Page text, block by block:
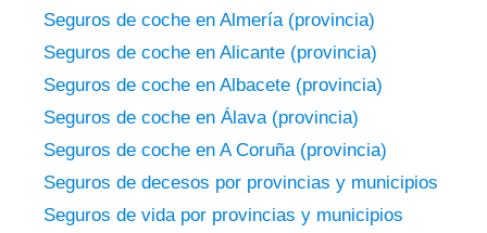
Seguros de coche en Almería (provincia)
Seguros de coche en Alicante (provincia)
Seguros de coche en Albacete (provincia)
Seguros de coche en Álava (provincia)
Seguros de coche en A Coruña (provincia)
Seguros de decesos por provincias y municipios
Seguros de vida por provincias y municipios